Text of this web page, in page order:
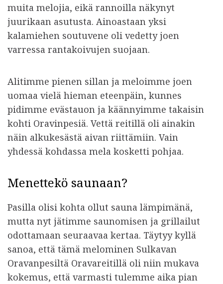
muita melojia, eikä rannoilla näkynyt
juurikaan asutusta. Ainoastaan yksi
kalamiehen soutuvene oli vedetty joen
varressa rantakoivujen suojaan.
Alitimme pienen sillan ja meloimme joen
uomaa vielä hieman eteenpäin, kunnes
pidimme evästauon ja käännyimme takaisin
kohti Oravinpesiä. Vettä reitillä oli ainakin
näin alkukesästä aivan riittämiin. Vain
yhdessä kohdassa mela kosketti pohjaa.
Menettekö saunaan?
Pasilla olisi kohta ollut sauna lämpimänä,
mutta nyt jätimme saunomisen ja grillailut
odottamaan seuraavaa kertaa. Täytyy kyllä
sanoa, että tämä melominen Sulkavan
Oravanpesiltä Oravareitillä oli niin mukava
kokemus, että varmasti tulemme aika pian